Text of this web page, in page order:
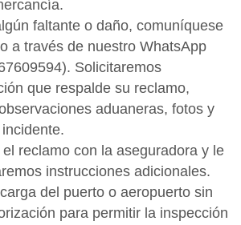
faltante o daño, comuníquese
a través de nuestro WhatsApp
Solicitaremos
que respalde su reclamo,
aduaneras, fotos y
reclamo con la aseguradora y le
instrucciones adicionales.
del puerto o aeropuerto sin
para permitir la inspección